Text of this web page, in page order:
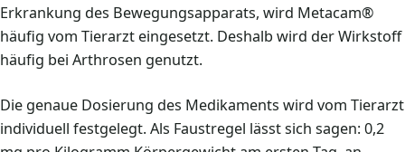
Erkrankung des Bewegungsapparats, wird Metacam®
häufig vom Tierarzt eingesetzt. Deshalb wird der Wirkstoff
häufig bei Arthrosen genutzt.
Die genaue Dosierung des Medikaments wird vom Tierarzt
individuell festgelegt. Als Faustregel lässt sich sagen: 0,2